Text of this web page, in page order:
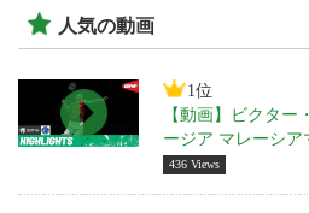
人気の動画
1位
【動画】ビクター
ージア マレーシア
436 Views